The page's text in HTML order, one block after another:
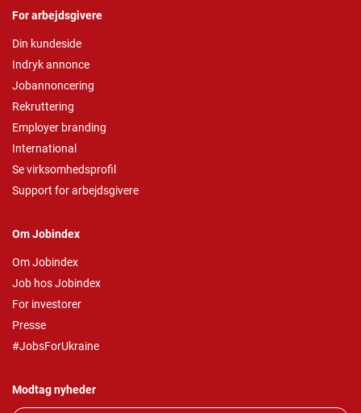
For arbejdsgivere
Din kundeside
Indryk annonce
Jobannoncering
Rekruttering
Employer branding
International
Se virksomhedsprofil
Support for arbejdsgivere
Om Jobindex
Om Jobindex
Job hos Jobindex
For investorer
Presse
#JobsForUkraine
Modtag nyheder